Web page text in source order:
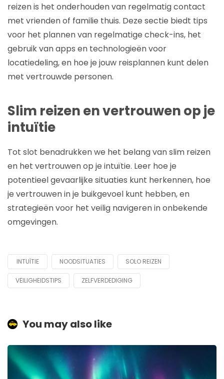
reizen is het onderhouden van regelmatig contact
met vrienden of familie thuis. Deze sectie biedt tips
voor het plannen van regelmatige check-ins, het
gebruik van apps en technologieën voor
locatiedeling, en hoe je jouw reisplannen kunt delen
met vertrouwde personen.
Slim reizen en vertrouwen op je
intuïtie
Tot slot benadrukken we het belang van slim reizen
en het vertrouwen op je intuïtie. Leer hoe je
potentieel gevaarlijke situaties kunt herkennen, hoe
je vertrouwen in je buikgevoel kunt hebben, en
strategieën voor het veilig navigeren in onbekende
omgevingen.
Tagged
with
INTUÏTIE NOODSITUATIES SOLO REIZEN
VEILIGHEIDSTIPS ZELFVERDEDIGING
You may also like